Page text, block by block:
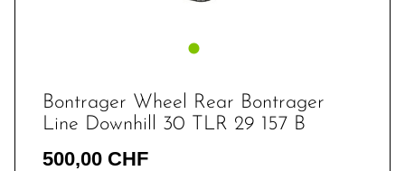
Bontrager Wheel Rear Bontrager
Line Downhill 30 TLR 29 157 B
500,00 CHF